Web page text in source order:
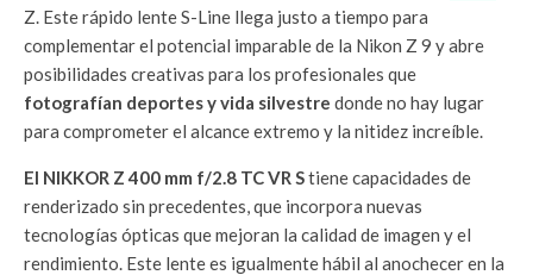
Z. Este rápido lente S-Line llega justo a tiempo para
complementar el potencial imparable de la Nikon Z 9 y abre
posibilidades creativas para los profesionales que
fotografían deportes y vida silvestre donde no hay lugar
para comprometer el alcance extremo y la nitidez increíble.
El NIKKOR Z 400 mm f/2.8 TC VR Stiene capacidades de
renderizado sin precedentes, que incorpora nuevas
tecnologías ópticas que mejoran la calidad de imagen y el
rendimiento. Este lente es igualmente hábil al anochecer en la